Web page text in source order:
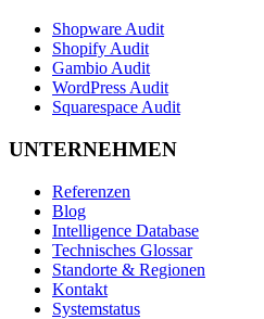
Shopware Audit
Shopify Audit
Gambio Audit
WordPress Audit
Squarespace Audit
UNTERNEHMEN
Referenzen
Blog
Intelligence Database
Technisches Glossar
Standorte & Regionen
Kontakt
Systemstatus